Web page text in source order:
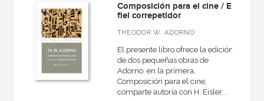
Musicología
NUESTROS FORMATOS
Composición para el cine / El
fiel correpetidor
THEODOR W. ADORNO
El presente libro ofrece la edición
de dos pequeñas obras de
Adorno: en la primera,
Composición para el cine,
comparte autoría con H. Eisler...